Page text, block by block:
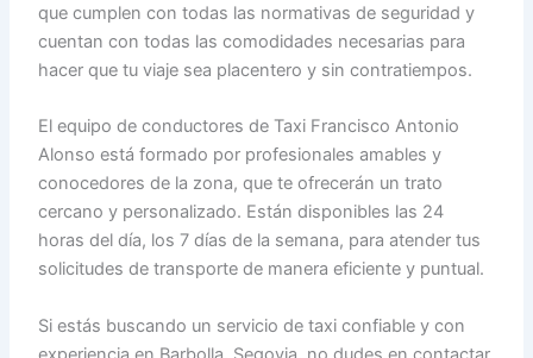
que cumplen con todas las normativas de seguridad y
cuentan con todas las comodidades necesarias para
hacer que tu viaje sea placentero y sin contratiempos.
El equipo de conductores de Taxi Francisco Antonio
Alonso está formado por profesionales amables y
conocedores de la zona, que te ofrecerán un trato
cercano y personalizado. Están disponibles las 24
horas del día, los 7 días de la semana, para atender tus
solicitudes de transporte de manera eficiente y puntual.
Si estás buscando un servicio de taxi confiable y con